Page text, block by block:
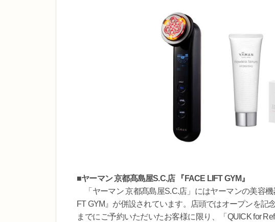
■ヤーマン 京都髙島屋S.C.店 『FACE LIFT GYM』
「ヤーマン 京都髙島屋S.C.店」にはヤーマンの美容
FT GYM』が併設されています。店頭ではオープンを記
までにご予約いただいたお客様に限り、「QUICK for